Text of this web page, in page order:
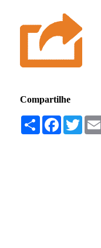
Compartilhe
Compartilhar
Facebook